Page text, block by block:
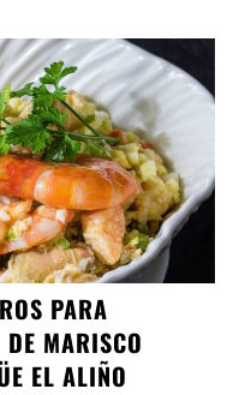
PARA
MARISCO
EL ALIÑO